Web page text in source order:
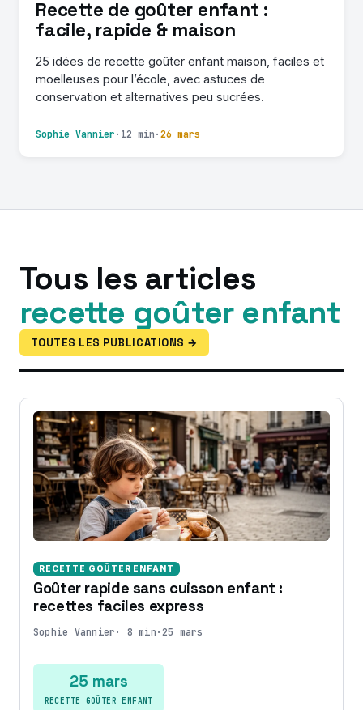
Recette de goûter enfant :
facile, rapide & maison
25 idées de recette goûter enfant maison, faciles et
moelleuses pour l’école, avec astuces de
conservation et alternatives peu sucrées.
Sophie Vannier · 12 min · 26 mars
Tous les articles
recette goûter enfant
TOUTES LES PUBLICATIONS →
RECETTE GOÛTER ENFANT
Goûter rapide sans cuisson enfant :
recettes faciles express
Sophie Vannier · 8 min · 25 mars
25 mars
RECETTE GOÛTER ENFANT